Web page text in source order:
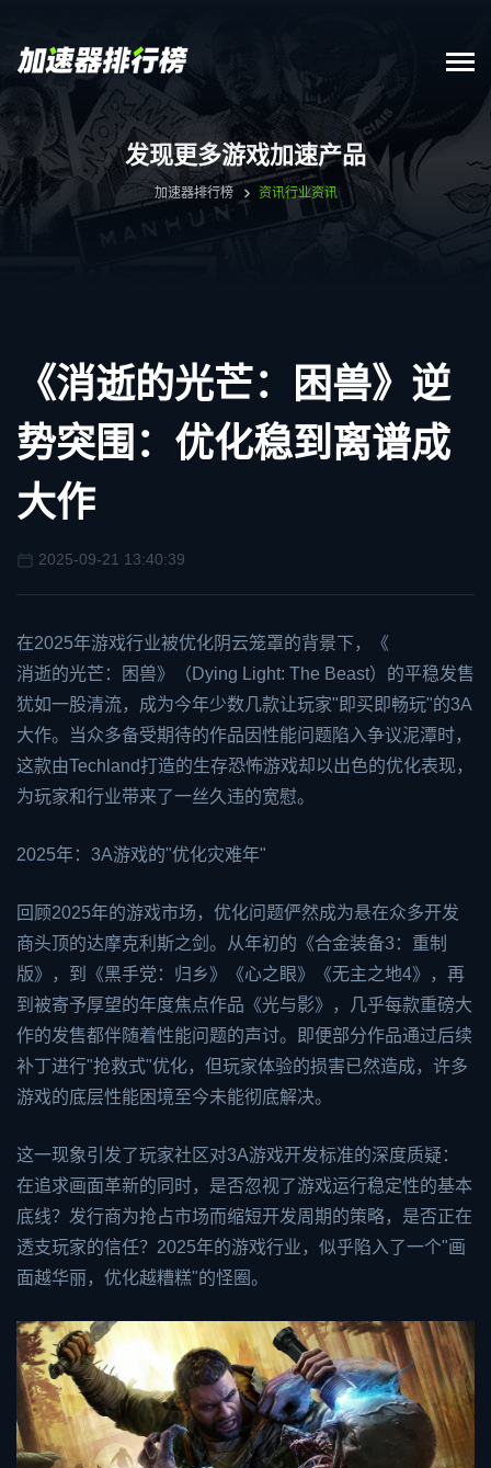
发现更多游戏加速产品
加速器排行榜 资讯行业资讯
《消逝的光芒：困兽》逆
势突围：优化稳到离谱成
大作
2025-09-21 13:40:39
在2025年游戏行业被优化阴云笼罩的背景下，《
消逝的光芒 ：困兽》（Dying Light: The Beast）的平稳发售
犹如一股清流，成为今年少数几款让玩家"即买即畅玩"的3A
大作。当众多备受期待的作品因性能问题陷入争议泥潭时，
这款由Techland打造的生存恐怖游戏却以出色的优化表现，
为玩家和行业带来了一丝久违的宽慰。
2025年：3A游戏的"优化灾难年"
回顾2025年的游戏市场，优化问题俨然成为悬在众多开发
商头顶的达摩克利斯之剑。从年初的《合金装备3：重制
版》，到《黑手党：归乡》《心之眼》《无主之地4》，再
到被寄予厚望的年度焦点作品《光与影》，几乎每款重磅大
作的发售都伴随着性能问题的声讨。即便部分作品通过后续
补丁进行"抢救式"优化，但玩家体验的损害已然造成，许多
游戏的底层性能困境至今未能彻底解决。
这一现象引发了玩家社区对3A游戏开发标准的深度质疑：
在追求画面革新的同时，是否忽视了游戏运行稳定性的基本
底线？发行商为抢占市场而缩短开发周期的策略，是否正在
透支玩家的信任？2025年的游戏行业，似乎陷入了一个"画
面越华丽，优化越糟糕"的怪圈。